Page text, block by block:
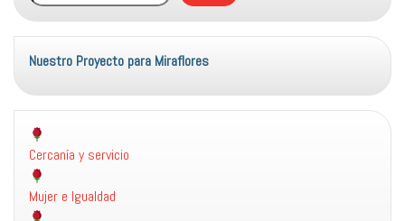
Nuestro Proyecto para Miraflores
Cercanía y servicio
Mujer e Igualdad